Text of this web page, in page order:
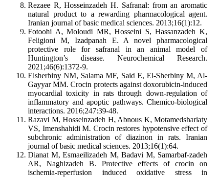
Rezaee R, Hosseinzadeh H. Safranal: from an aromatic
natural product to a rewarding pharmacological agent.
Iranian journal of basic medical sciences. 2013;16(1):12.
Fotoohi A, Moloudi MR, Hosseini S, Hassanzadeh K,
Feligioni M, Izadpanah E. A novel pharmacological
protective role for safranal in an animal model of
Huntington’s disease. Neurochemical Research.
2021;46(6):1372-9.
Elsherbiny NM, Salama MF, Said E, El-Sherbiny M, Al-
Gayyar MM. Crocin protects against doxorubicin-induced
myocardial toxicity in rats through down-regulation of
inflammatory and apoptic pathways. Chemico-biological
interactions. 2016;247:39-48.
Razavi M, Hosseinzadeh H, Abnous K, Motamedshariaty
VS, Imenshahidi M. Crocin restores hypotensive effect of
subchronic administration of diazinon in rats. Iranian
journal of basic medical sciences. 2013;16(1):64.
Dianat M, Esmaeilizadeh M, Badavi M, Samarbaf-zadeh
AR, Naghizadeh B. Protective effects of crocin on
ischemia-reperfusion induced oxidative stress in